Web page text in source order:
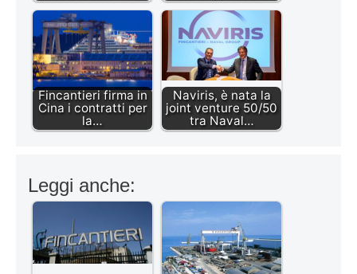
Fincantieri firma in
Cina i contratti per
la…
Naviris, è nata la
joint venture 50/50
tra Naval…
Leggi anche: